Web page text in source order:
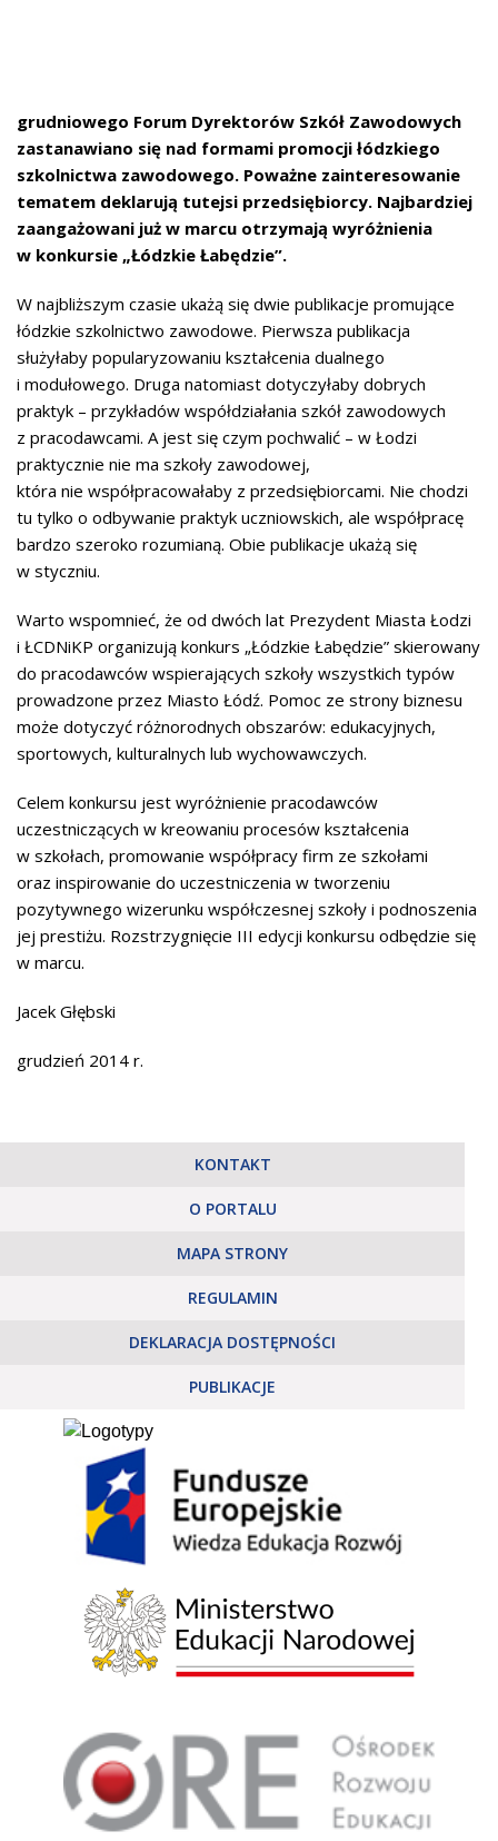
grudniowego Forum Dyrektorów Szkół Zawodowych
zastanawiano się nad formami promocji łódzkiego
szkolnictwa zawodowego. Poważne zainteresowanie
tematem deklarują tutejsi przedsiębiorcy. Najbardziej
zaangażowani już w marcu otrzymają wyróżnienia
w konkursie „Łódzkie Łabędzie”.
W najbliższym czasie ukażą się dwie publikacje promujące
łódzkie szkolnictwo zawodowe. Pierwsza publikacja
służyłaby popularyzowaniu kształcenia dualnego
i modułowego. Druga natomiast dotyczyłaby dobrych
praktyk – przykładów współdziałania szkół zawodowych
z pracodawcami. A jest się czym pochwalić – w Łodzi
praktycznie nie ma szkoły zawodowej,
która nie współpracowałaby z przedsiębiorcami. Nie chodzi
tu tylko o odbywanie praktyk uczniowskich, ale współpracę
bardzo szeroko rozumianą. Obie publikacje ukażą się
w styczniu.
Warto wspomnieć, że od dwóch lat Prezydent Miasta Łodzi
i ŁCDNiKP organizują konkurs „Łódzkie Łabędzie” skierowany
do pracodawców wspierających szkoły wszystkich typów
prowadzone przez Miasto Łódź. Pomoc ze strony biznesu
może dotyczyć różnorodnych obszarów: edukacyjnych,
sportowych, kulturalnych lub wychowawczych.
Celem konkursu jest wyróżnienie pracodawców
uczestniczących w kreowaniu procesów kształcenia
w szkołach, promowanie współpracy firm ze szkołami
oraz inspirowanie do uczestniczenia w tworzeniu
pozytywnego wizerunku współczesnej szkoły i podnoszenia
jej prestiżu. Rozstrzygnięcie III edycji konkursu odbędzie się
w marcu.
Jacek Głębski
grudzień 2014 r.
KONTAKT
O PORTALU
MAPA STRONY
REGULAMIN
DEKLARACJA DOSTĘPNOŚCI
PUBLIKACJE